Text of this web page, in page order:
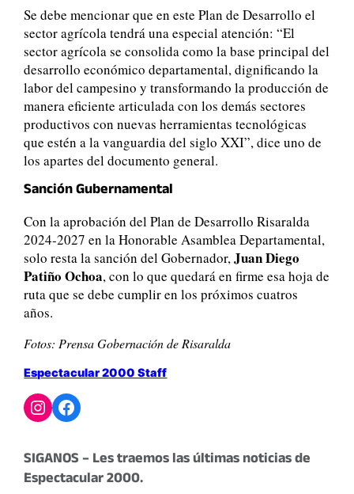
Se debe mencionar que en este Plan de Desarrollo el
sector agrícola tendrá una especial atención: “El
sector agrícola se consolida como la base principal del
desarrollo económico departamental, dignificando la
labor del campesino y transformando la producción de
manera eficiente articulada con los demás sectores
productivos con nuevas herramientas tecnológicas
que estén a la vanguardia del siglo XXI”, dice uno de
los apartes del documento general.
Sanción Gubernamental
Con la aprobación del Plan de Desarrollo Risaralda
2024-2027 en la Honorable Asamblea Departamental,
solo resta la sanción del Gobernador,Juan Diego
Patiño Ochoa, con lo que quedará en firme esa hoja de
ruta que se debe cumplir en los próximos cuatros
años.
Fotos: Prensa Gobernación de Risaralda
Espectacular 2000 Staff
Instagram Facebook
SIGANOS – Les traemos las últimas noticias de
Espectacular 2000.